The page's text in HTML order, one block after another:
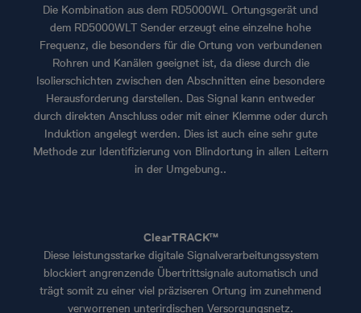
Die Kombination aus dem RD5000WL Ortungsgerät und
dem RD5000WLT Sender erzeugt eine einzelne hohe
Frequenz, die besonders für die Ortung von verbundenen
Rohren und Kanälen geeignet ist, da diese durch die
Isolierschichten zwischen den Abschnitten eine besondere
Herausforderung darstellen. Das Signal kann entweder
durch direkten Anschluss oder mit einer Klemme oder durch
Induktion angelegt werden. Dies ist auch eine sehr gute
Methode zur Identifizierung von Blindortung in allen Leitern
in der Umgebung..
ClearTRACK™
Diese leistungsstarke digitale Signalverarbeitungssystem
blockiert angrenzende Übertrittsignale automatisch und
trägt somit zu einer viel präziseren Ortung im zunehmend
verworrenen unterirdischen Versorgungsnetz.